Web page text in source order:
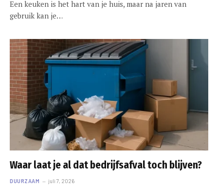
Een keuken is het hart van je huis, maar na jaren van
gebruik kan je…
Waar laat je al dat bedrijfsafval toch blijven?
DUURZAAM juli 7, 2026